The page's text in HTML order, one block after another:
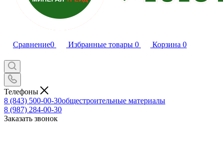
Сравнение0 Избранные товары 0 Корзина 0
Телефоны
8 (843) 500-00-30общестроительные материалы
8 (987) 284-00-30
Заказать звонок